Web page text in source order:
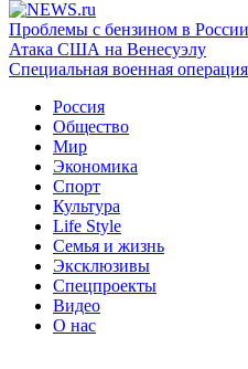
Проблемы с бензином в России
Атака США на Венесуэлу
Специальная военная
Россия
Общество
Мир
Экономика
Спорт
Культура
Life Style
Семья и жизнь
Эксклюзивы
Спецпроекты
Видео
О нас